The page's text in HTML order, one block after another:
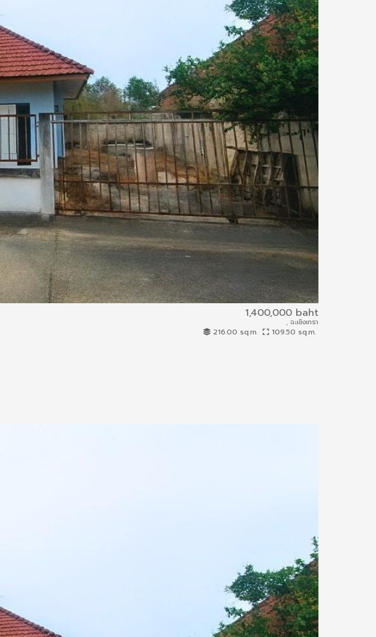
1,400,000 baht
, ฉะเชิงเทรา
216.00 sq.m. 109.50 sq.m.